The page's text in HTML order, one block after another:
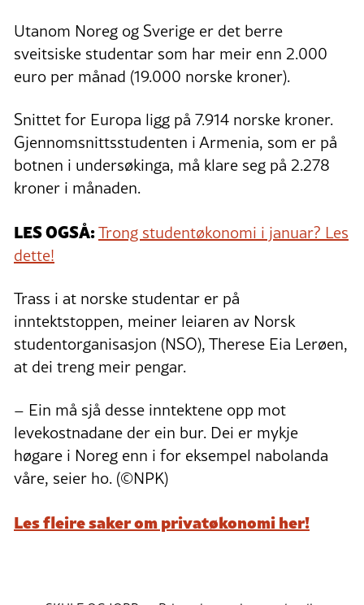
Utanom Noreg og Sverige er det berre
sveitsiske studentar som har meir enn 2.000
euro per månad (19.000 norske kroner).
Snittet for Europa ligg på 7.914 norske kroner.
Gjennomsnittsstudenten i Armenia, som er på
botnen i undersøkinga, må klare seg på 2.278
kroner i månaden.
LES OGSÅ:Trong studentøkonomi i januar? Les
dette!
Trass i at norske studentar er på
inntektstoppen, meiner leiaren av Norsk
studentorganisasjon (NSO), Therese Eia Lerøen,
at dei treng meir pengar.
– Ein må sjå desse inntektene opp mot
levekostnadane der ein bur. Dei er mykje
høgare i Noreg enn i for eksempel nabolanda
våre, seier ho. (©NPK)
Les fleire saker om privatøkonomi her!